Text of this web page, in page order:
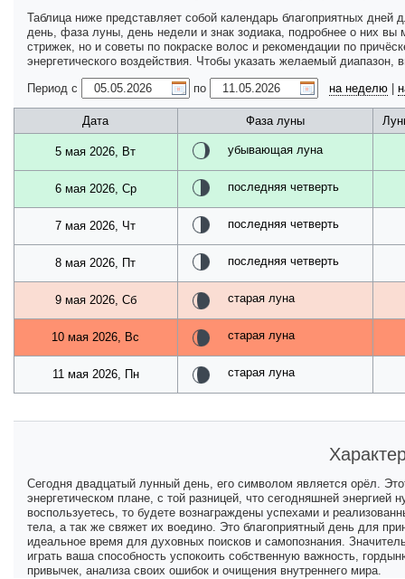
Таблица ниже представляет собой календарь благоприятных
день, фаза луны, день недели и знак зодиака, подробнее о них вы
стрижек, но и советы по покраске волос и рекомендации по
энергетического воздействия. Чтобы указать желаемый
Период с
по на неделю
Дата Фаза луны
5 мая 2026, Вт убывающая луна
6 мая 2026, Ср последняя четверть
7 мая 2026, Чт последняя четверть
8 мая 2026, Пт последняя четверть
9 мая 2026, Сб старая луна
10 мая 2026, Вс старая луна
11 мая 2026, Пн старая луна
Сегодня двадцатый лунный день, его символом является орёл.
энергетическом плане, с той разницей, что сегодняшней
воспользуетесь, то будете вознаграждены успехами и
тела, а так же свяжет их воедино. Это благоприятный день для
идеальное время для духовных поисков и самопознания.
играть ваша способность успокоить собственную важность,
привычек, анализа своих ошибок и очищения внутреннего мира.